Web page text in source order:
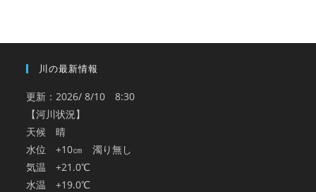
川の最新情報
更新：2026/ 8/10 8:30
【河川状況】
天候 晴
水位 +10㎝ 濁り無し
気温 +21.0℃
水温 +19.0℃